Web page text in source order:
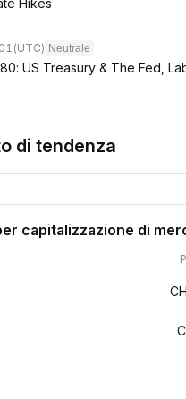
Hikes
(UTC) Neutrale
US Treasury & The Fed,
di tendenza
capitalizzazione di